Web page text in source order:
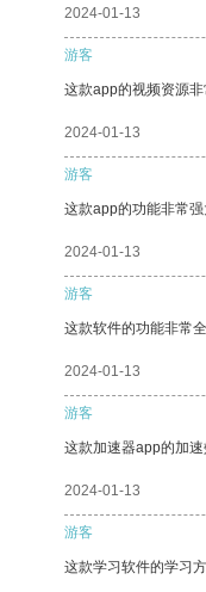
2024-01-13
游客
这款app的视频资源非
2024-01-13
游客
这款app的功能非常
2024-01-13
游客
这款软件的功能非常
2024-01-13
游客
这款加速器app的加
2024-01-13
游客
这款学习软件的学习